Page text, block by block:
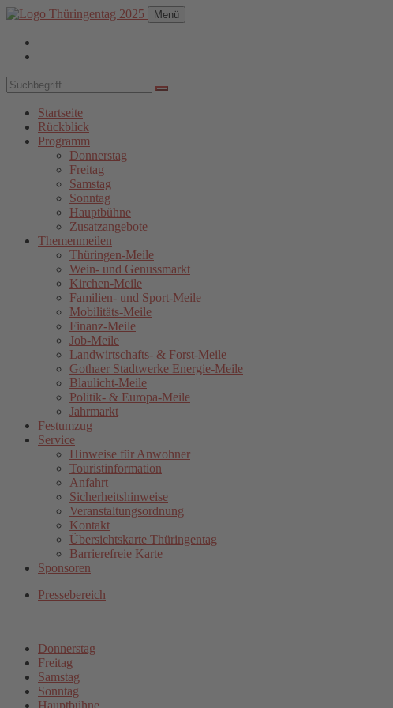
Menü
Startseite
Rückblick
Programm
Donnerstag
Freitag
Samstag
Sonntag
Hauptbühne
Zusatzangebote
Themenmeilen
Thüringen-Meile
Wein- und Genussmarkt
Kirchen-Meile
Familien- und Sport-Meile
Mobilitäts-Meile
Finanz-Meile
Job-Meile
Landwirtschafts- & Forst-Meile
Gothaer Stadtwerke Energie-Meile
Blaulicht-Meile
Politik- & Europa-Meile
Jahrmarkt
Festumzug
Service
Hinweise für Anwohner
Touristinformation
Anfahrt
Sicherheitshinweise
Veranstaltungsordnung
Kontakt
Übersichtskarte Thüringentag
Barrierefreie Karte
Sponsoren
Pressebereich
Donnerstag
Freitag
Samstag
Sonntag
Hauptbühne